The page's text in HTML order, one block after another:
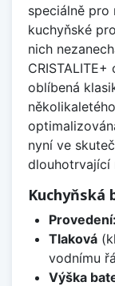
speciálně pro
kuchyňské
nich
oblíbená
nyní ve
dlouhotrvající
Kuchyňská
Provedení:
Tlaková
vodnímu
Výška